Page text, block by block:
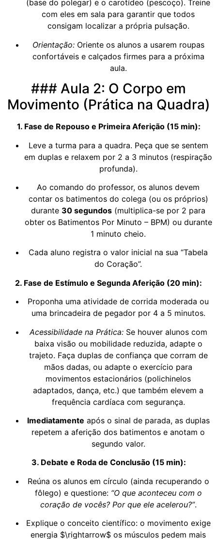
(base do polegar) e o carotídeo (pescoço). Treine
com eles em sala para garantir que todos
consigam localizar a própria pulsação.
Orientação:Oriente os alunos a usarem roupas
confortáveis e calçados firmes para a próxima
aula.
### Aula 2: O Corpo em
Movimento (Prática na Quadra)
1. Fase de Repouso e Primeira Aferição (15 min):
Leve a turma para a quadra. Peça que se sentem
em duplas e relaxem por 2 a 3 minutos (respiração
profunda).
Ao comando do professor, os alunos devem
contar os batimentos do colega (ou os próprios)
durante 30 segundos (multiplica-se por 2 para
obter os Batimentos Por Minuto – BPM) ou durante
1 minuto cheio.
Cada aluno registra o valor inicial na sua “Tabela
do Coração”.
2. Fase de Estímulo e Segunda Aferição (20 min):
Proponha uma atividade de corrida moderada ou
uma brincadeira de pegador por 4 a 5 minutos.
Acessibilidade na Prática:Se houver alunos com
baixa visão ou mobilidade reduzida, adapte o
trajeto. Faça duplas de confiança que corram de
mãos dadas, ou adapte o exercício para
movimentos estacionários (polichinelos
adaptados, dança, etc.) que também elevem a
frequência cardíaca com segurança.
Imediatamente após o sinal de parada, as duplas
repetem a aferição dos batimentos e anotam o
segundo valor.
3. Debate e Roda de Conclusão (15 min):
Reúna os alunos em círculo (ainda recuperando o
fôlego) e questione: “O que aconteceu com o
coração de vocês? Por que ele acelerou?”.
Explique o conceito científico: o movimento exige
energia $\rightarrow$ os músculos pedem mais